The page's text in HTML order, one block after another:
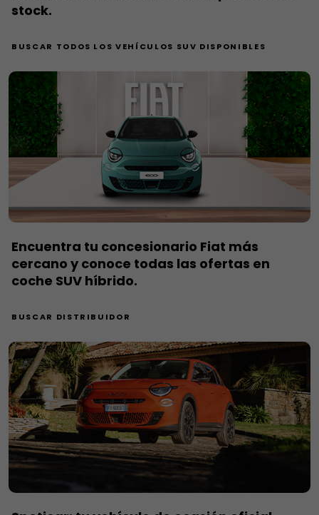
stock.
BUSCAR TODOS LOS VEHÍCULOS SUV DISPONIBLES
Encuentra tu concesionario Fiat más
cercano y conoce todas las ofertas en
coche SUV híbrido.
BUSCAR DISTRIBUIDOR